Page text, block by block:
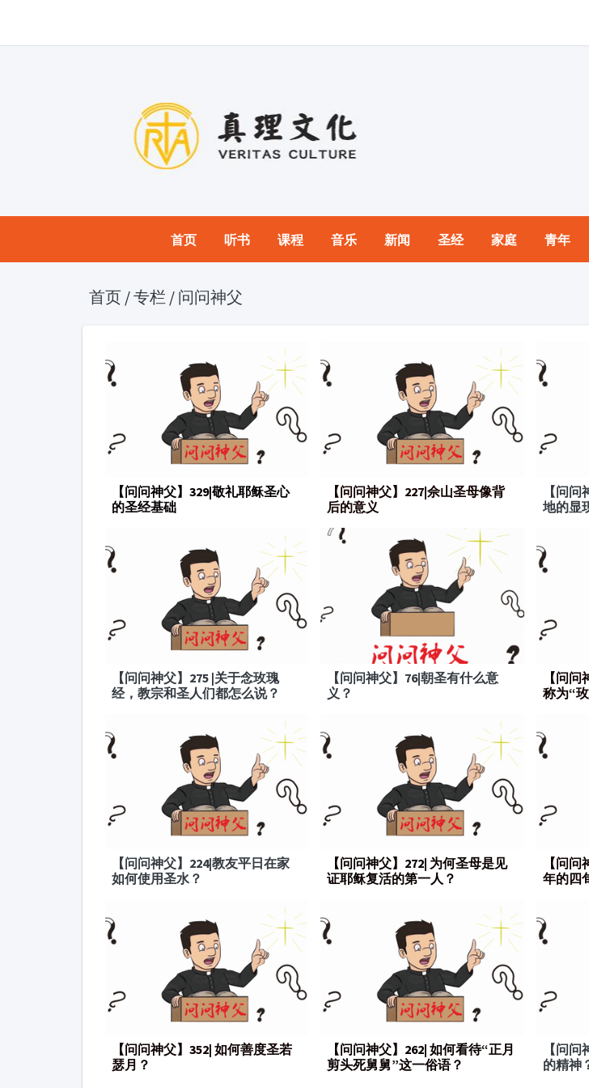
首页 听书 课程 音乐 新闻 圣经 家庭 青年
首页 /专栏 / 问问神父
【问问神父】329|敬礼耶稣圣心
的圣经基础
【问问神父】227|佘山圣母像背
后的意义
【问
地的显
【问问神父】275 |关于念玫瑰
经，教宗和圣人们都怎么说？
【问问神父】76|朝圣有什么意
义？
【问
称为“
【问问神父】224|教友平日在家
如何使用圣水？
【问问神父】272| 为何圣母是见
证耶稣复活的第一人？
【问
年的四
【问问神父】352| 如何善度圣若
瑟月？
【问问神父】262| 如何看待“正月
剪头死舅舅”这一俗语？
【问
的精神